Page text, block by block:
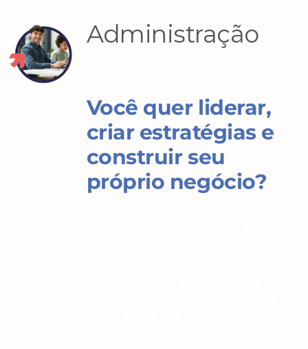
Administração
Você quer liderar,
criar estratégias e
construir seu
próprio negócio?